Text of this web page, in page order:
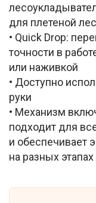
для плетеной
• Quick Drop:
точности в
или наживкой
• Доступно
руки
• Механизм
подходит для
и обеспечивает
на разных